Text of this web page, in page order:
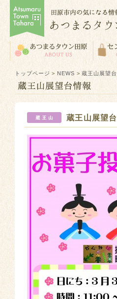
トップページ > NEWS >蔵王山展望
蔵王山展望